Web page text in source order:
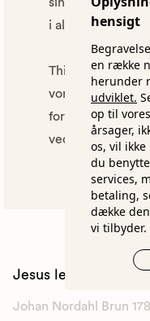
hensigt
en række
herunder
udviklet.
op til
årsager,
os, vil
du
services,
betaling,
dække
vi tilbyder.
i alle mine dage.
Thi lad os takke
vor Fader alle
for han os åbned
ved Jesus
Jesus lever, graven
Johan Nordahl Brun